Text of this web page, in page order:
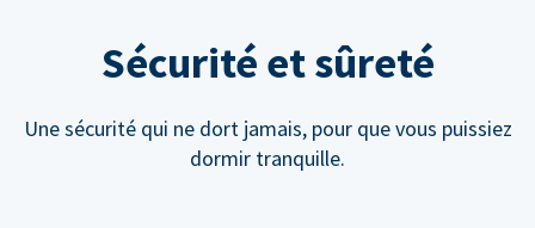
Sécurité et sûreté
Une sécurité qui ne dort jamais, pour que vous puissiez
dormir tranquille.